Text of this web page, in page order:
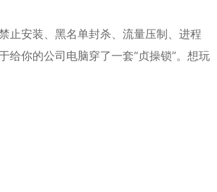
安装、黑名单封杀、流量压制、进程
你的公司电脑穿了一套“贞操锁”。想玩